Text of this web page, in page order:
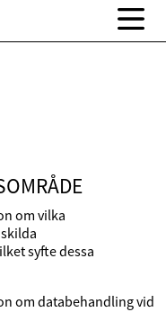
om vilka
syfte dessa
om databehandling vid